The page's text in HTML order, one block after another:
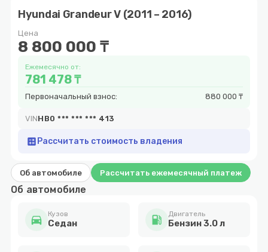
Hyundai Grandeur V (2011 – 2016)
Цена
8 800 000 ₸
Ежемесячно от:
781 478 ₸
Первоначальный взнос: 880 000 ₸
VINHB0 *** *** *** 413
calculate Рассчитать стоимость владения
Об автомобиле Рассчитать ежемесячный платеж
Об автомобиле
directions_car Кузов
Cедан local_gas_station Двигатель
Бензин 3.0 л